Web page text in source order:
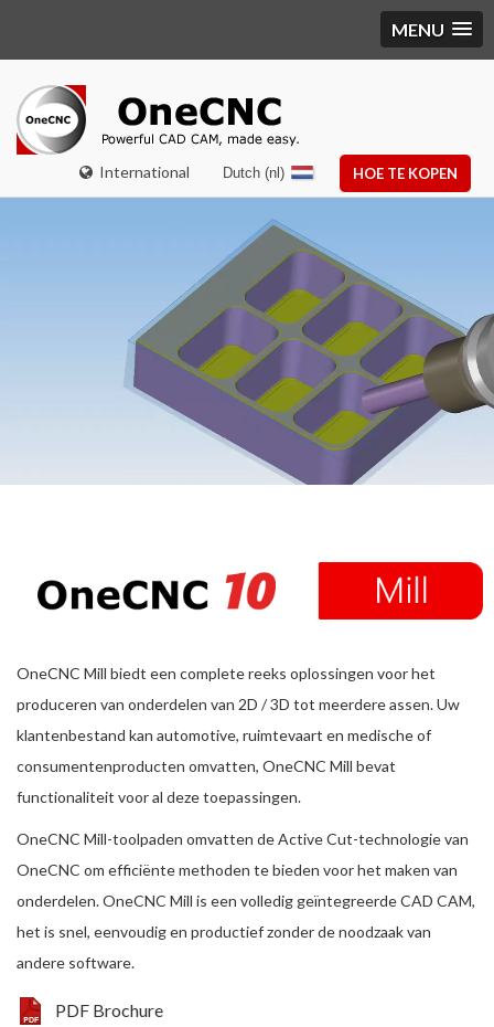
MENU
International HOE TE KOPEN
Dutch (nl)
OneCNC Mill biedt een complete reeks oplossingen voor het
produceren van onderdelen van 2D / 3D tot meerdere assen. Uw
klantenbestand kan automotive, ruimtevaart en medische of
consumentenproducten omvatten, OneCNC Mill bevat
functionaliteit voor al deze toepassingen.
OneCNC Mill-toolpaden omvatten de Active Cut-technologie van
OneCNC om efficiënte methoden te bieden voor het maken van
onderdelen. OneCNC Mill is een volledig geïntegreerde CAD CAM,
het is snel, eenvoudig en productief zonder de noodzaak van
andere software.
PDF Brochure